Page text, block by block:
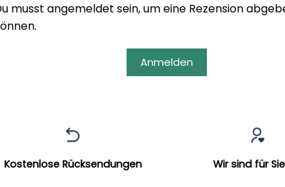
musst angemeldet sein, um eine Rezension
Anmelden
Kostenlose Rücksendungen Wir sind für